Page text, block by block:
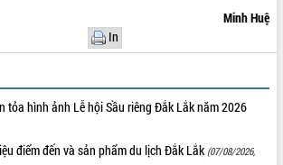
phát.
Minh Huệ
In
tỏa hình ảnh Lễ hội Sầu riêng Đắk Lắk năm 2026
điểm đến và sản phẩm du lịch Đắk Lắk (07/08/2026,